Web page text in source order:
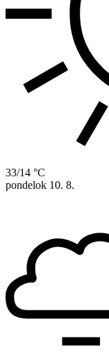
33/14 °C
pondelok 10. 8.